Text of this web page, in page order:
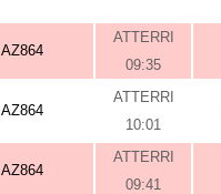
AZ864
ATTERRI
09:35
AZ864
ATTERRI
10:01
AZ864
ATTERRI
09:41